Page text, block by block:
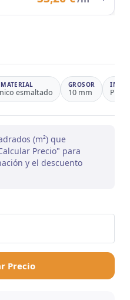
Ahorro 25,5%
esmaltado
GROSOR
10 mm
(m²) que
Precio" para
y el descuento
Precio